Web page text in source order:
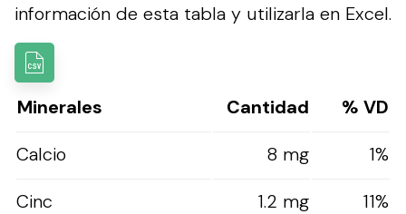
información de esta tabla y utilizarla en Excel.
Minerales Cantidad
% VD
Calcio
8 mg
1%
Cinc
1.2 mg
11%